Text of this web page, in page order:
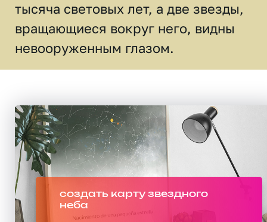
тысяча световых лет, а две звезды,
вращающиеся вокруг него, видны
невооруженным глазом.
создать карту звездного
неба